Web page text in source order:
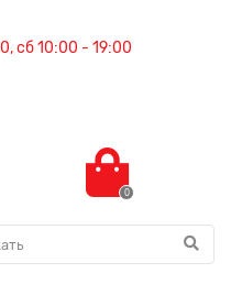
сб 10:00 - 19:00
0